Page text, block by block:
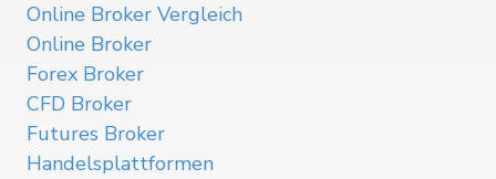
Online Broker Vergleich
Online Broker
Forex Broker
CFD Broker
Futures Broker
Handelsplattformen